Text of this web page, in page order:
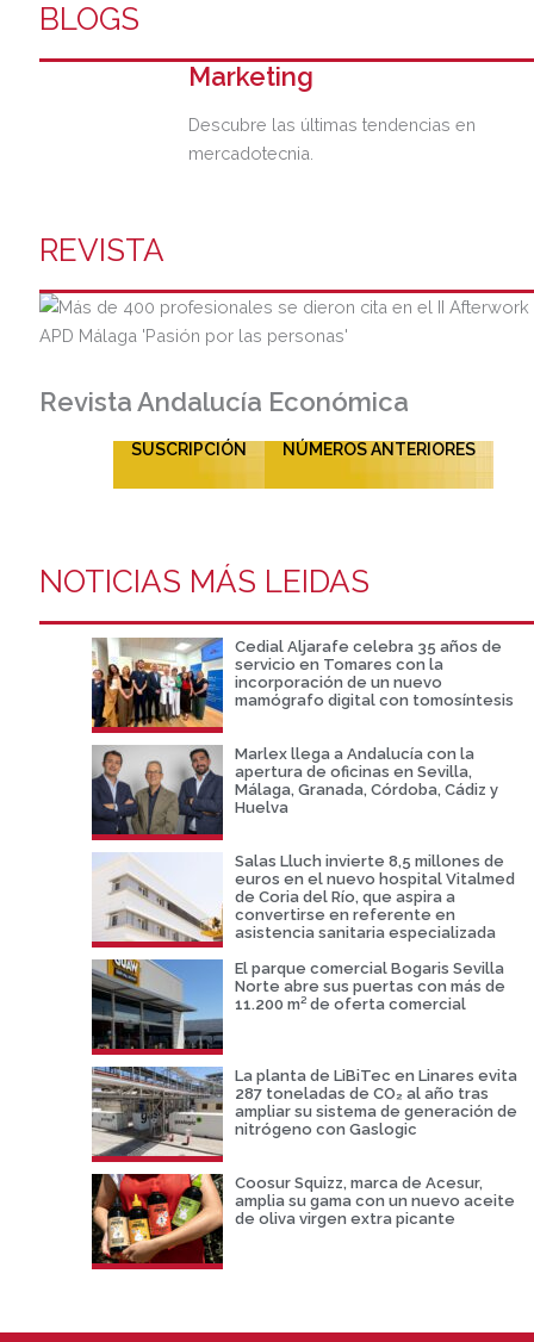
BLOGS
Marketing
Descubre las últimas tendencias en
mercadotecnia.
REVISTA
Revista Andalucía Económica
SUSCRIPCIÓN NÚMEROS ANTERIORES
NOTICIAS MÁS LEIDAS
Cedial Aljarafe celebra 35 años de
servicio en Tomares con la
incorporación de un nuevo
mamógrafo digital con tomosíntesis
Marlex llega a Andalucía con la
apertura de oficinas en Sevilla,
Málaga, Granada, Córdoba, Cádiz y
Huelva
Salas Lluch invierte 8,5 millones de
euros en el nuevo hospital Vitalmed
de Coria del Río, que aspira a
convertirse en referente en
asistencia sanitaria especializada
El parque comercial Bogaris Sevilla
Norte abre sus puertas con más de
11.200 m² de oferta comercial
La planta de LiBiTec en Linares evita
287 toneladas de CO₂ al año tras
ampliar su sistema de generación de
nitrógeno con Gaslogic
Coosur Squizz, marca de Acesur,
amplia su gama con un nuevo aceite
de oliva virgen extra picante